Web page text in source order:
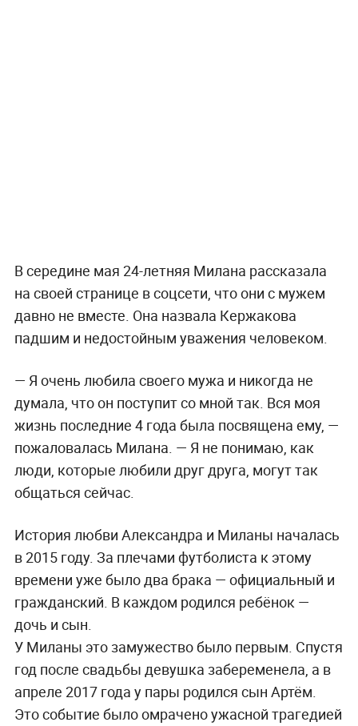
В середине мая 24-летняя Милана рассказала
на своей странице в соцсети, что они с мужем
давно не вместе. Она назвала Кержакова
падшим и недостойным уважения человеком.
— Я очень любила своего мужа и никогда не
думала, что он поступит со мной так. Вся моя
жизнь последние 4 года была посвящена ему, —
пожаловалась Милана. — Я не понимаю, как
люди, которые любили друг друга, могут так
общаться сейчас.
История любви Александра и Миланы началась
в 2015 году. За плечами футболиста к этому
времени уже было два брака — официальный и
гражданский. В каждом родился ребёнок —
дочь и сын.
У Миланы это замужество было первым. Спустя
год после свадьбы девушка забеременела, а в
апреле 2017 года у пары родился сын Артём.
Это событие было омрачено ужасной трагедией